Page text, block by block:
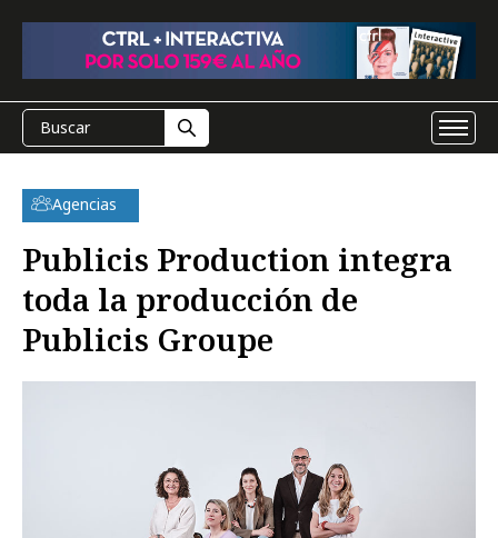
Agencias
Publicis Production integra
toda la producción de
Publicis Groupe